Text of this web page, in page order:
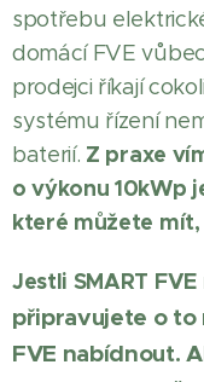
spotřebu
domácí FVE
prodejci říkají
systému řízení
baterií. Z praxe
o výkonu 10kWp
které můžete mít,
Jestli SMART FVE
připravujete o to
FVE nabídnout.